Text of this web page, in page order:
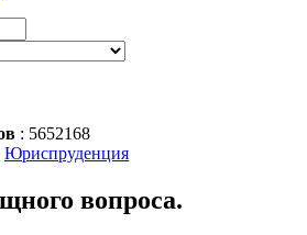
: 5652168
Юриспруденция
вопроса.